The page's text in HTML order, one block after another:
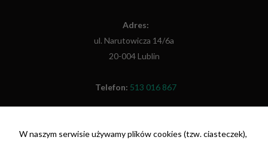
Adres:
ul. Narutowicza 14/6a
20-004 Lublin
Telefon: 513 016 867
W naszym serwisie używamy plików cookies (tzw. ciasteczek),